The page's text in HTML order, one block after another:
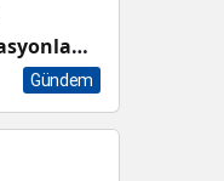
Rekoru
Gündem